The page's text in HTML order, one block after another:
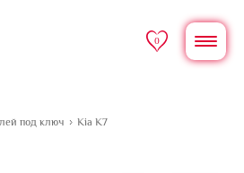
0
под ключ Kia K7